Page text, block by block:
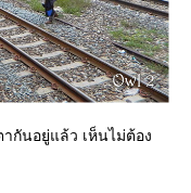
กันอยู่แล้ว เห็นไม่ต้อง